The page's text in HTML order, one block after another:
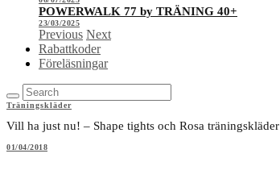
POWERWALK 77 by TRÄNING 40+
23/03/2025
Previous Next
Rabattkoder
Föreläsningar
Träningskläder
Vill ha just nu! – Shape tights och Rosa träningskläder
01/04/2018